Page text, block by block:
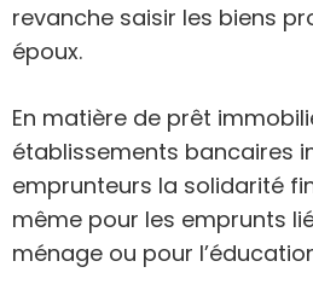
revanche saisir les biens
époux.
En matière de prêt
établissements bancaires
emprunteurs la solidarité
même pour les emprunts
ménage ou pour